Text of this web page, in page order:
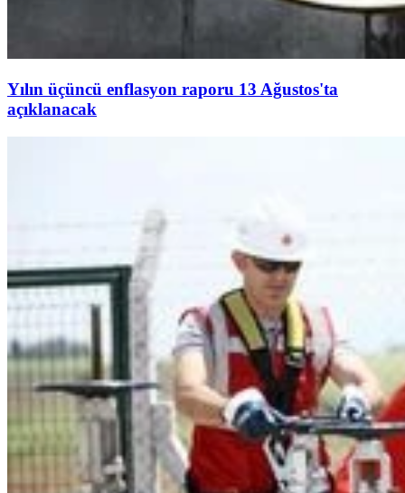
Yılın üçüncü enflasyon raporu 13 Ağustos'ta
açıklanacak